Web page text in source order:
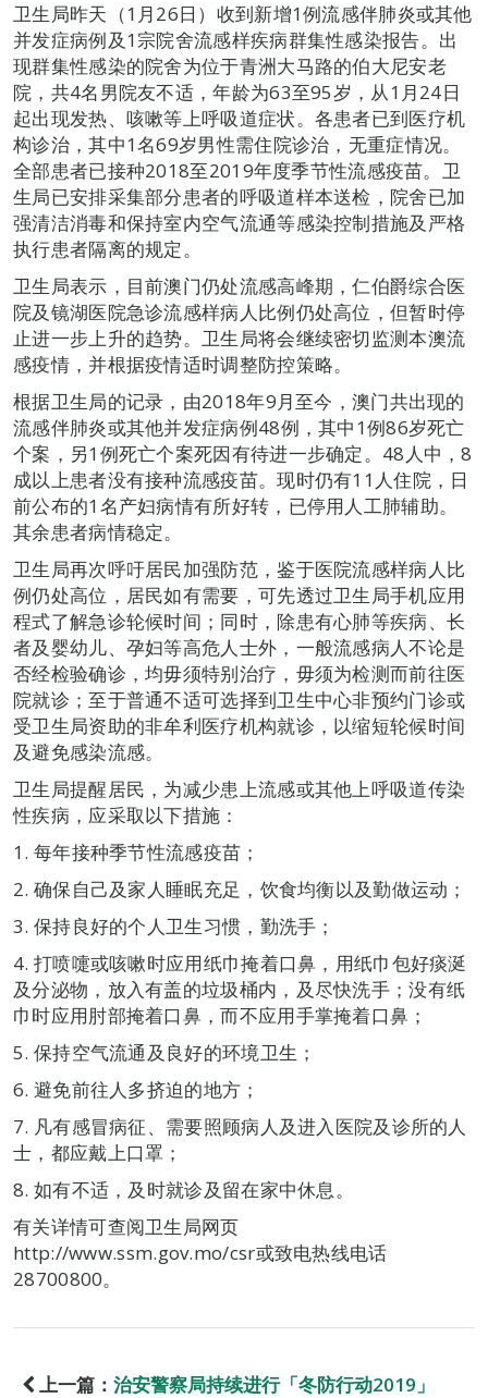
卫生局昨天（1月26日）收到新增1例流感伴肺炎或其他
并发症病例及1宗院舍流感样疾病群集性感染报告。出
现群集性感染的院舍为位于青洲大马路的伯大尼安老
院，共4名男院友不适，年龄为63至95岁，从1月24日
起出现发热、咳嗽等上呼吸道症状。各患者已到医疗机
构诊治，其中1名69岁男性需住院诊治，无重症情况。
全部患者已接种2018至2019年度季节性流感疫苗。卫
生局已安排采集部分患者的呼吸道样本送检，院舍已加
强清洁消毒和保持室内空气流通等感染控制措施及严格
执行患者隔离的规定。
卫生局表示，目前澳门仍处流感高峰期，仁伯爵综合医
院及镜湖医院急诊流感样病人比例仍处高位，但暂时停
止进一步上升的趋势。卫生局将会继续密切监测本澳流
感疫情，并根据疫情适时调整防控策略。
根据卫生局的记录，由2018年9月至今，澳门共出现的
流感伴肺炎或其他并发症病例48例，其中1例86岁死亡
个案，另1例死亡个案死因有待进一步确定。48人中，8
成以上患者没有接种流感疫苗。现时仍有11人住院，日
前公布的1名产妇病情有所好转，已停用人工肺辅助。
其余患者病情稳定。
卫生局再次呼吁居民加强防范，鉴于医院流感样病人比
例仍处高位，居民如有需要，可先透过卫生局手机应用
程式了解急诊轮候时间；同时，除患有心肺等疾病、长
者及婴幼儿、孕妇等高危人士外，一般流感病人不论是
否经检验确诊，均毋须特别治疗，毋须为检测而前往医
院就诊；至于普通不适可选择到卫生中心非预约门诊或
受卫生局资助的非牟利医疗机构就诊，以缩短轮候时间
及避免感染流感。
卫生局提醒居民，为减少患上流感或其他上呼吸道传染
性疾病，应采取以下措施：
1. 每年接种季节性流感疫苗；
2. 确保自己及家人睡眠充足，饮食均衡以及勤做运动；
3. 保持良好的个人卫生习惯，勤洗手；
4. 打喷嚏或咳嗽时应用纸巾掩着口鼻，用纸巾包好痰涎
及分泌物，放入有盖的垃圾桶内，及尽快洗手；没有纸
巾时应用肘部掩着口鼻，而不应用手掌掩着口鼻；
5. 保持空气流通及良好的环境卫生；
6. 避免前往人多挤迫的地方；
7. 凡有感冒病征、需要照顾病人及进入医院及诊所的人
士，都应戴上口罩；
8. 如有不适，及时就诊及留在家中休息。
有关详情可查阅卫生局网页
http://www.ssm.gov.mo/csr或致电热线电话
28700800。
上一篇： 治安警察局持续进行「冬防行动2019」